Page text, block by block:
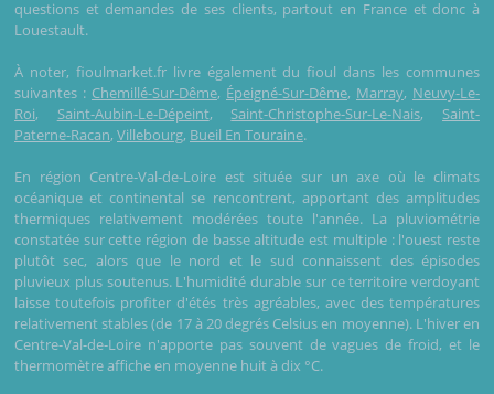
questions et demandes de ses clients, partout en France et donc à
Louestault.
À noter, fioulmarket.fr livre également du fioul dans les communes
suivantes : Chemillé-Sur-Dême, Épeigné-Sur-Dême, Marray, Neuvy-Le-
Roi, Saint-Aubin-Le-Dépeint, Saint-Christophe-Sur-Le-Nais, Saint-
Paterne-Racan, Villebourg, Bueil En Touraine.
En région Centre-Val-de-Loire est située sur un axe où le climats
océanique et continental se rencontrent, apportant des amplitudes
thermiques relativement modérées toute l'année. La pluviométrie
constatée sur cette région de basse altitude est multiple : l'ouest reste
plutôt sec, alors que le nord et le sud connaissent des épisodes
pluvieux plus soutenus. L'humidité durable sur ce territoire verdoyant
laisse toutefois profiter d'étés très agréables, avec des températures
relativement stables (de 17 à 20 degrés Celsius en moyenne). L'hiver en
Centre-Val-de-Loire n'apporte pas souvent de vagues de froid, et le
thermomètre affiche en moyenne huit à dix °C.